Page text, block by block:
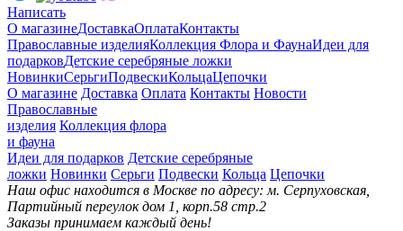
Написать
О магазинеДоставкаОплатаКонтакты
Православные изделияКоллекция Флора и ФаунаИдеи для
подарковДетские серебряные ложки
НовинкиСерьгиПодвескиКольцаЦепочки
О магазине Доставка Оплата Контакты Новости
Православные
изделия Коллекция флора
и фауна
Идеи для подарков Детские серебряные
ложки Новинки Серьги Подвески Кольца Цепочки
Наш офис находится в Москве по адресу: м. Серпуховская,
Партийный переулок дом 1, корп.58 стр.2
Заказы принимаем каждый день!